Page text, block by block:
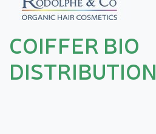
COIFFER BIO
DISTRIBUTION